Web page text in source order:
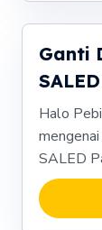
Ganti
Halo
SALED